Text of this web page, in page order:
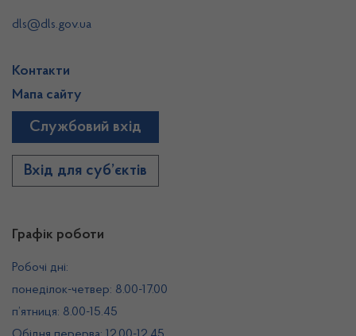
Графік роботи
Робочі дні:
понеділок-четвер: 8.00-17.00
п’ятниця: 8.00-15.45
dls@dls.gov.ua
Контакти
Мапа сайту
Службовий вхід
Вхід для суб’єктів